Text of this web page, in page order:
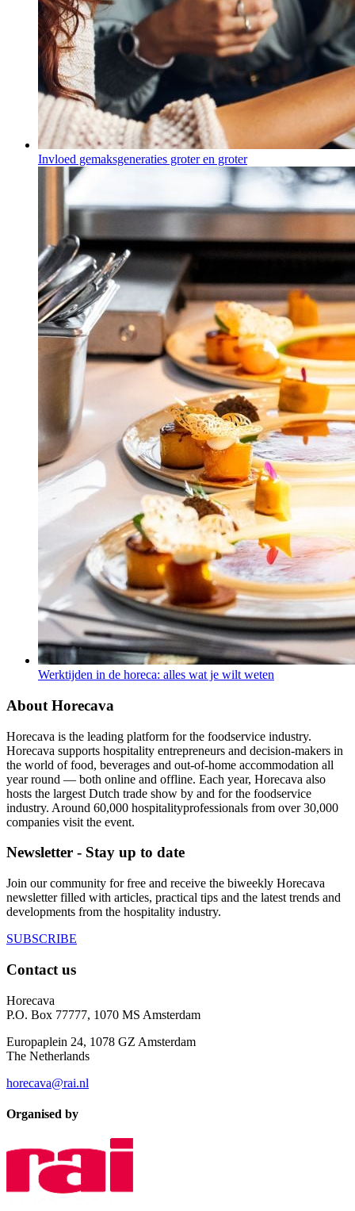
Invloed gemaksgeneraties groter en groter
Werktijden in de horeca: alles wat je wilt weten
About Horecava
Horecava is the leading platform for the foodservice industry.
Horecava supports hospitality entrepreneurs and decision-makers in
the world of food, beverages and out-of-home accommodation all
year round — both online and offline. Each year, Horecava also
hosts the largest Dutch trade show by and for the foodservice
industry. Around 60,000 hospitalityprofessionals from over 30,000
companies visit the event.
Newsletter - Stay up to date
Join our community for free and receive the biweekly Horecava
newsletter filled with articles, practical tips and the latest trends and
developments from the hospitality industry.
SUBSCRIBE
Contact us
Horecava
P.O. Box 77777, 1070 MS Amsterdam
Europaplein 24, 1078 GZ Amsterdam
The Netherlands
horecava@rai.nl
Organised by